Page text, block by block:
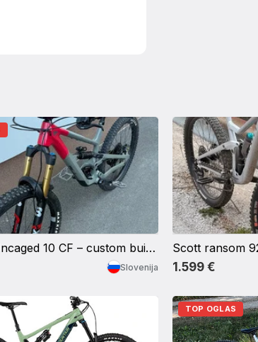
YT Capra Uncaged 10 CF – custom build, letnik 2023
Slovenija
Scott ransom
1.599 €
TOP OGLAS